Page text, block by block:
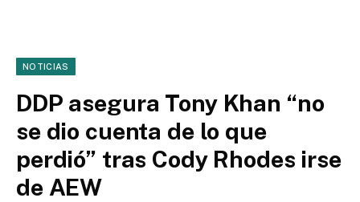
NOTICIAS
DDP asegura Tony Khan “no
se dio cuenta de lo que
perdió” tras Cody Rhodes irse
de AEW